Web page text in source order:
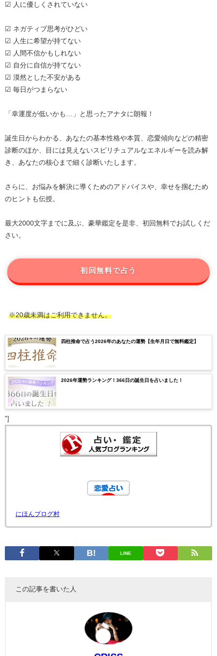
☑ 人に優しくされていない
☑ ネガティブ思考がひどい
☑ 人生に希望が持てない
☑ 人間不信かもしれない
☑ 自分に自信が持てない
☑ 漠然とした不安がある
☑ 毎日がつまらない
「幸運度が低いかも…」と思ったアナタに朗報！
誕生日からわかる、あなたの基本性格や本質、恋愛傾向などの精密
診断のほか、目には見えないスピリチュアルなエネルギーを読み解
き、あなたの核心まで細く診断いたします。
さらに、お悩みを解決に導くためのアドバイスや、幸せを掴むため
のヒントも伝授。
最大2000文字までに及ぶ、豪華鑑定を是非、初回無料でお試しくだ
さい。
初回無料で占う
※20歳未満はご利用できません。
四柱推命で占う2026年のあなたの運勢【生年月日で無料鑑定】
2026年運勢ランキング！366日の誕生日を占いました！
"]
にほんブログ村
LINE
この記事を書いた人